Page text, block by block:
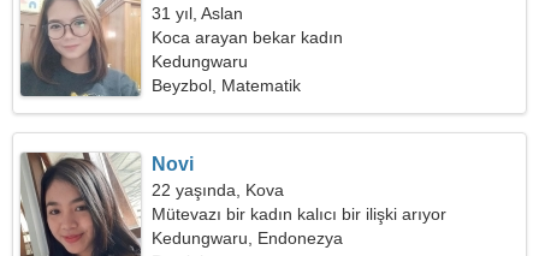
31 yıl, Aslan
Koca arayan bekar kadın
Kedungwaru
Beyzbol, Matematik
Novi
22 yaşında, Kova
Mütevazı bir kadın kalıcı bir ilişki arıyor
Kedungwaru, Endonezya